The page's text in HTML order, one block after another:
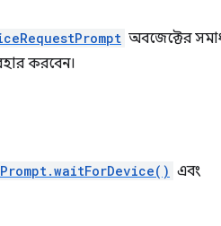
অবজেক্টের
করবেন।
এবং